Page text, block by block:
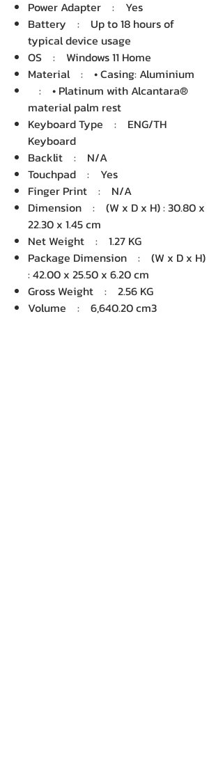
Power Adapter : Yes
Battery : Up to 18 hours of
typical device usage
OS : Windows 11 Home
Material : • Casing: Aluminium
: • Platinum with Alcantara®
material palm rest
Keyboard Type : ENG/TH
Keyboard
Backlit : N/A
Touchpad : Yes
Finger Print : N/A
Dimension : (W x D x H) : 30.80 x
22.30 x 1.45 cm
Net Weight : 1.27 KG
Package Dimension : (W x D x H)
: 42.00 x 25.50 x 6.20 cm
Gross Weight : 2.56 KG
Volume : 6,640.20 cm3